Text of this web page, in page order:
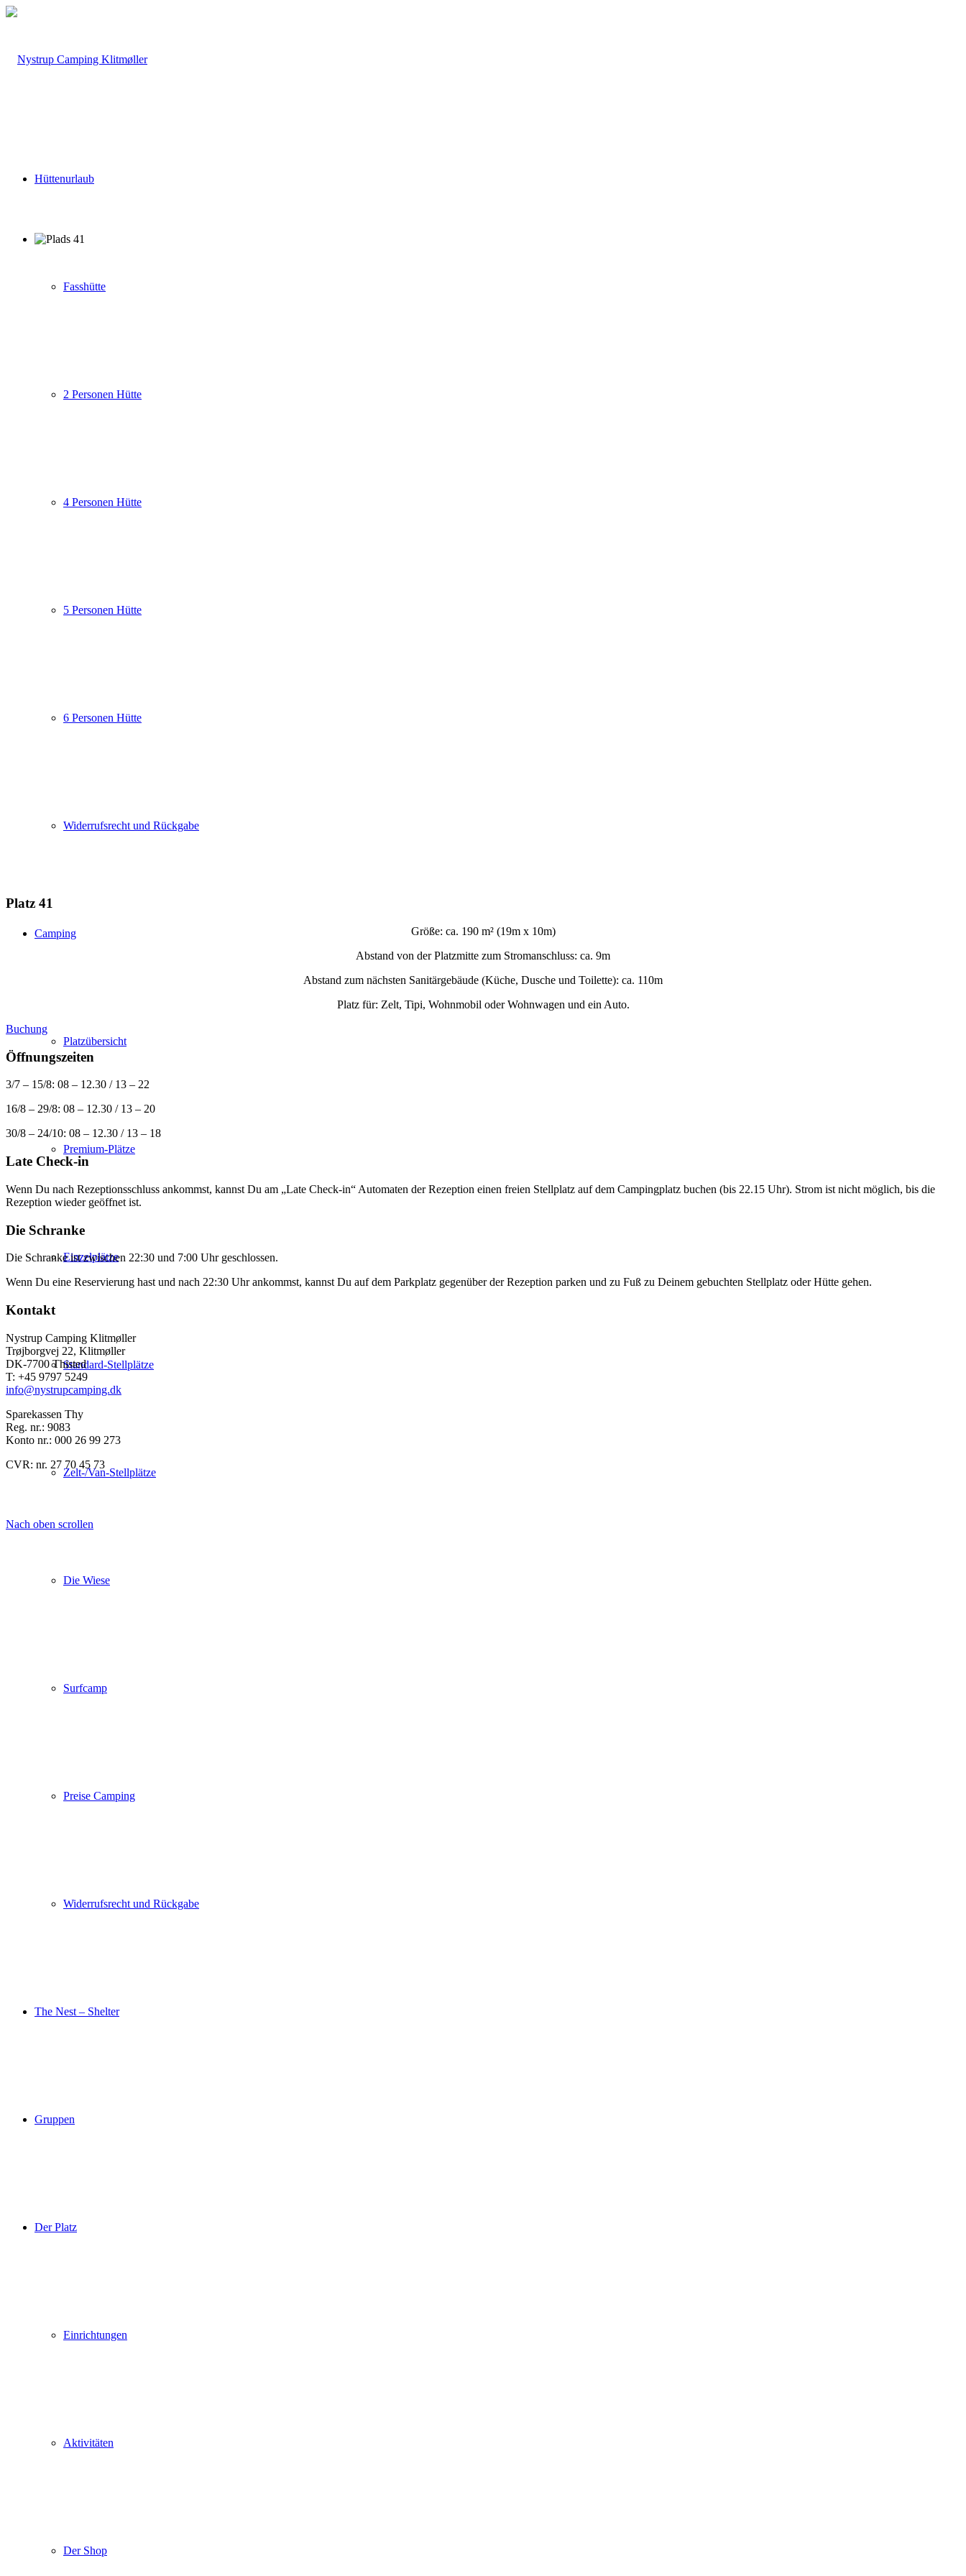
Hüttenurlaub
Fasshütte
2 Personen Hütte
4 Personen Hütte
5 Personen Hütte
6 Personen Hütte
Widerrufsrecht und Rückgabe
Camping
Platzübersicht
Premium-Plätze
Einzelplätze
Standard-Stellplätze
Zelt-/Van-Stellplätze
Die Wiese
Surfcamp
Preise Camping
Widerrufsrecht und Rückgabe
The Nest – Shelter
Gruppen
Der Platz
Einrichtungen
Aktivitäten
Der Shop
Platz 41
Größe: ca. 190 m² (19m x 10m)
Abstand von der Platzmitte zum Stromanschluss: ca. 9m
Abstand zum nächsten Sanitärgebäude (Küche, Dusche und Toilette): ca. 110m
Platz für: Zelt, Tipi, Wohnmobil oder Wohnwagen und ein Auto.
Buchung
Öffnungszeiten
3/7 – 15/8: 08 – 12.30 / 13 – 22
16/8 – 29/8: 08 – 12.30 / 13 – 20
30/8 – 24/10: 08 – 12.30 / 13 – 18
Late Check-in
Wenn Du nach Rezeptionsschluss ankommst, kannst Du am „Late Check-in“ Automaten der Rezeption einen freien Stellplatz auf dem Campingplatz buchen (bis 22.15 Uhr). Strom ist nicht möglich, bis die
Rezeption wieder geöffnet ist.
Die Schranke
Die Schranke ist zwischen 22:30 und 7:00 Uhr geschlossen.
Wenn Du eine Reservierung hast und nach 22:30 Uhr ankommst, kannst Du auf dem Parkplatz gegenüber der Rezeption parken und zu Fuß zu Deinem gebuchten Stellplatz oder Hütte gehen.
Kontakt
Nystrup Camping Klitmøller
Trøjborgvej 22, Klitmøller
DK-7700 Thisted
T: +45 9797 5249
info@nystrupcamping.dk
Sparekassen Thy
Reg. nr.: 9083
Konto nr.: 000 26 99 273
CVR: nr. 27 70 45 73
Nach oben scrollen